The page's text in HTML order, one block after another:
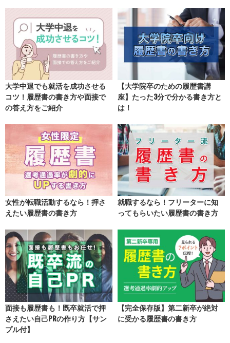
大学中退でも就活を成功させる
コツ！履歴書の書き方や面接で
の答え方をご紹介
【大学院卒のための履歴書講
座】たった3分で分かる書き方と
は！
女性が転職活動するなら！押さ
えたい履歴書の書き方
就職するなら！フリーターに知
ってもらいたい履歴書の書き方
面接も履歴書も！既卒就活で押
さえたい自己PRの作り方【サン
プル付】
【完全保存版】第二新卒が絶対
に受かる履歴書の書き方